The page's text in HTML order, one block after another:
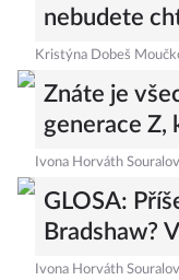
nebudete
Kristýna Dobeš
Znáte je
generace Z,
Ivona Horváth
GLOSA:
Bradshaw?
Ivona Horváth